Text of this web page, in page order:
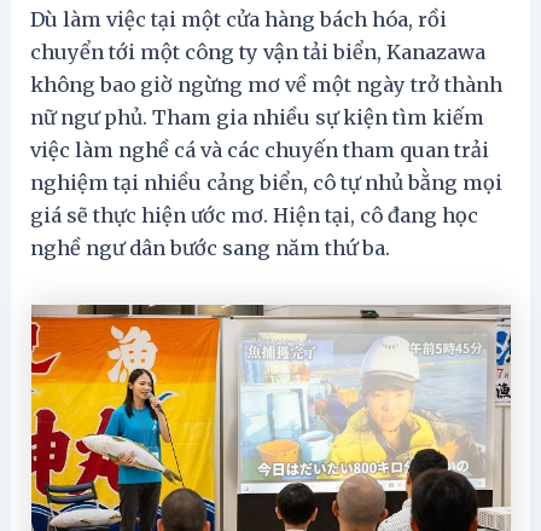
Dù làm việc tại một cửa hàng bách hóa, rồi
chuyển tới một công ty vận tải biển, Kanazawa
không bao giờ ngừng mơ về một ngày trở thành
nữ ngư phủ. Tham gia nhiều sự kiện tìm kiếm
việc làm nghề cá và các chuyến tham quan trải
nghiệm tại nhiều cảng biển, cô tự nhủ bằng mọi
giá sẽ thực hiện ước mơ. Hiện tại, cô đang học
nghề ngư dân bước sang năm thứ ba.